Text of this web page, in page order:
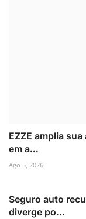
EZZE amplia
em a...
Ago 5, 2026
Seguro auto
diverge po...